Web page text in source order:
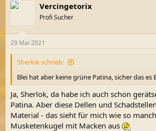
Vercingetorix
Profi Sucher
29 Mai 2021
Sherlok schrieb:
Blei hat aber keine grüne Patina, sicher das es
Ja, Sherlok, da habe ich auch schon
Patina. Aber diese Dellen und
Material - das sieht für mich wie so
Musketenkugel mit Macken aus